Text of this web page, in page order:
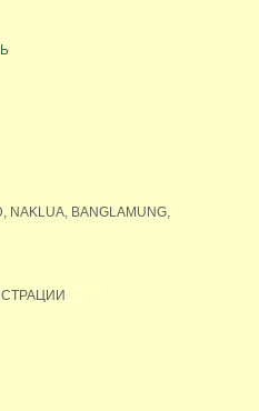
NAKLUA, BANGLAMUNG,